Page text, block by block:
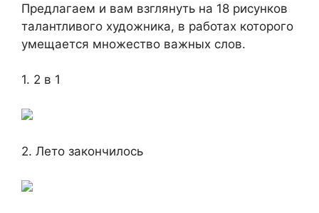
Предлагаем и вам взглянуть на 18 рисунков
талантливого художника, в работах которого
умещается множество важных слов.
1. 2 в 1
2. Лето закончилось